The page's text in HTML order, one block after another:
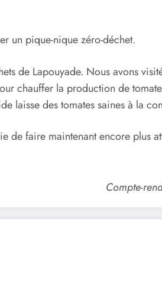
un pique-nique zéro-déchet.
de Lapouyade. Nous avons
chauffer la production de
laisse des tomates saines à la
de faire maintenant encore plus
Compte-